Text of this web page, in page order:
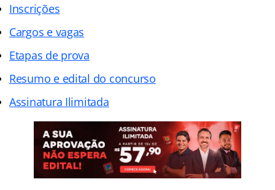
Inscrições
Cargos e vagas
Etapas de prova
Resumo e edital do concurso
Assinatura Ilimitada